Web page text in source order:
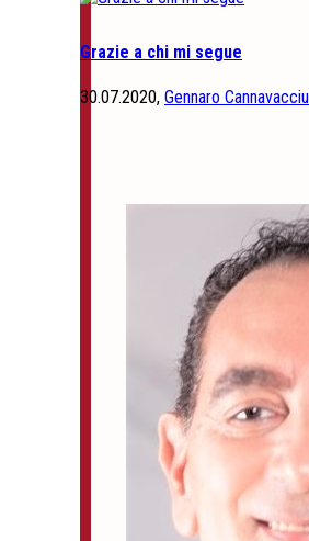
Grazie a chi mi segue
30.07.2020, Gennaro